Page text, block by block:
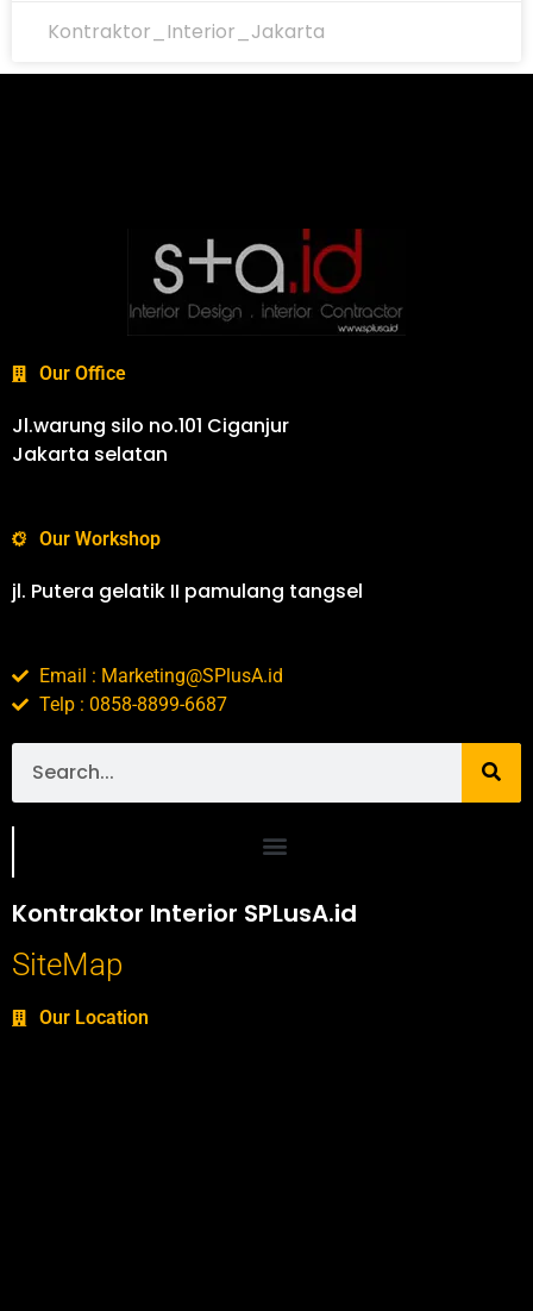
Kontraktor_Interior_Jakarta
Our Office
Jl.warung silo no.101 Ciganjur
Jakarta selatan
Our Workshop
jl. Putera gelatik II pamulang tangsel
Email : Marketing@SPlusA.id
Telp : 0858-8899-6687
Kontraktor Interior SPLusA.id
SiteMap
Our Location